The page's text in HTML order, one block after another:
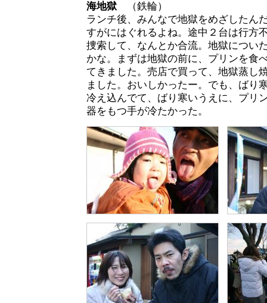
海地獄 （鉄輪）
ランチ後、みんなで地獄をめざしたん
すがにはぐれるよね。途中２台は行方
捜索して、なんとか合流。地獄につい
かな。まずは地獄の前に、プリンを食
てきました。売店で買って、地獄蒸し
ました。おいしかったー。でも、ばり
冷え込んでて、ばり寒いうえに、プリ
器をもつ手が冷たかった。